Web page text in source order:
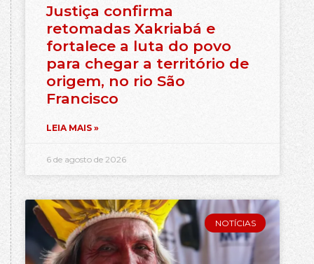
Justiça confirma
retomadas Xakriabá e
fortalece a luta do povo
para chegar a território de
origem, no rio São
Francisco
LEIA MAIS »
6 de agosto de 2026
NOTÍCIAS